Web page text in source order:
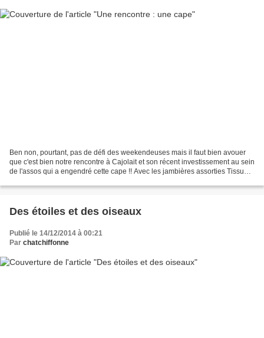
Ben non, pourtant, pas de défi des weekendeuses mais il faut bien avouer
que c'est bien notre rencontre à Cajolait et son récent investissement au sein
de l'assos qui a engendré cette cape !! Avec les jambières assorties Tissu
Des étoiles et des oiseaux
Publié le 14/12/2014 à 00:21
Par chatchiffonne